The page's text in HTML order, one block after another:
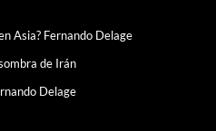
Asia? Fernando Delage
de Irán
Delage